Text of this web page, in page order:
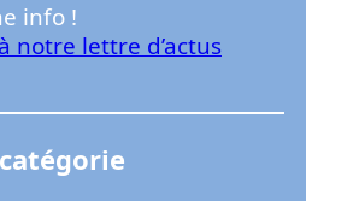
info !
notre lettre d’actus